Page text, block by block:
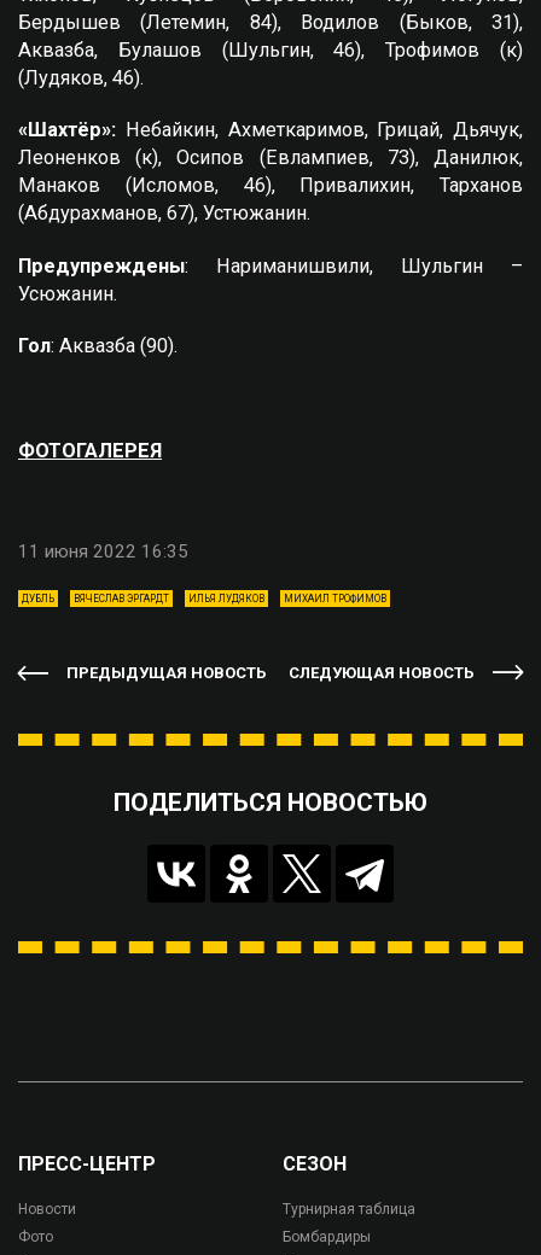
Бердышев (Летемин, 84), Водилов (Быков, 31),
Аквазба, Булашов (Шульгин, 46), Трофимов (к)
(Лудяков, 46).
«Шахтёр»: Небайкин, Ахметкаримов, Грицай, Дьячук,
Леоненков (к), Осипов (Евлампиев, 73), Данилюк,
Манаков (Исломов, 46), Привалихин, Тарханов
(Абдурахманов, 67), Устюжанин.
Предупреждены: Нариманишвили, Шульгин –
Усюжанин.
Гол: Аквазба (90).
ФОТОГАЛЕРЕЯ
11 июня 2022 16:35
ДУБЛЬ ВЯЧЕСЛАВ ЭРГАРДТ ИЛЬЯ ЛУДЯКОВ МИХАИЛ ТРОФИМОВ
ПРЕДЫДУЩАЯ НОВОСТЬ СЛЕДУЮЩАЯ НОВОСТЬ
ПОДЕЛИТЬСЯ НОВОСТЬЮ
ПРЕСС-ЦЕНТР
Новости
Фото
СЕЗОН
Турнирная таблица
Бомбардиры